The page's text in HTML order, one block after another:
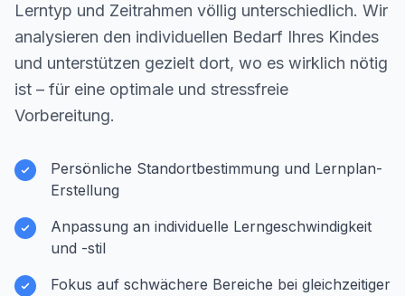
Lerntyp und Zeitrahmen völlig unterschiedlich. Wir
analysieren den individuellen Bedarf Ihres Kindes
und unterstützen gezielt dort, wo es wirklich nötig
ist – für eine optimale und stressfreie
Vorbereitung.
Persönliche Standortbestimmung und Lernplan-
Erstellung
Anpassung an individuelle Lerngeschwindigkeit
und -stil
Fokus auf schwächere Bereiche bei gleichzeitiger